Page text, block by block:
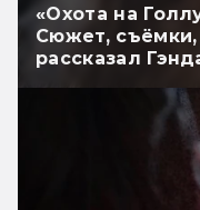
«Охота на
Сюжет,
рассказал